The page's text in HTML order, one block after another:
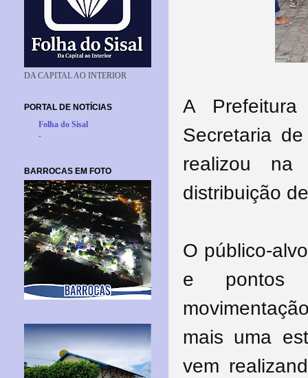
A
Secretaria
realizou na
distribuição
O público-
e pontos
mais uma
vem
DA CAPITAL AO INTERIOR
PORTAL DE NOTÍCIAS
Folha do Sisal
-
BARROCAS EM FOTO